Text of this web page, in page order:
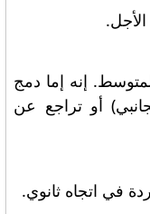
إنه إما دمج
أو تراجع عن
في اتجاه ثانوي.